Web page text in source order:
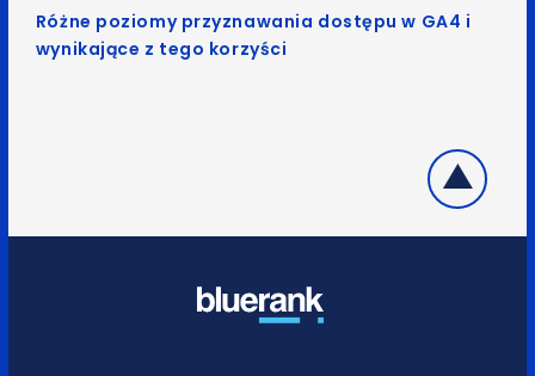
Różne poziomy przyznawania dostępu w GA4 i
wynikające z tego korzyści